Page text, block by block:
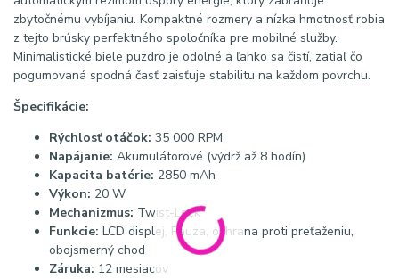
zbytočnému vybíjaniu. Kompaktné rozmery a nízka hmotnosť robia
z tejto brúsky perfektného spoločníka pre mobilné služby.
Minimalistické biele puzdro je odolné a ľahko sa čistí, zatiaľ čo
pogumovaná spodná časť zaisťuje stabilitu na každom povrchu.
Špecifikácie:
Rýchlosť otáčok: 35 000 RPM
Napájanie: Akumulátorové (výdrž až 8 hodín)
Kapacita batérie: 2850 mAh
Výkon: 20 W
Mechanizmus: Twist-Lock
Funkcie: LCD displej, Pauza, ochrana proti preťaženiu,
obojsmerný chod
Záruka: 12 mesiacov